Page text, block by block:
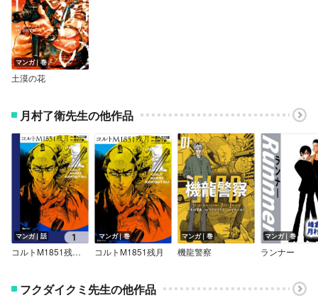
マンガ｜巻
土漠の花
月村了衛先生の他作品
マンガ｜話
コルトM1851残月【分冊版】
マンガ｜巻
コルトM1851残月
マンガ｜巻
機龍警察
マンガ｜巻
ランナー
フクダイクミ先生の他作品